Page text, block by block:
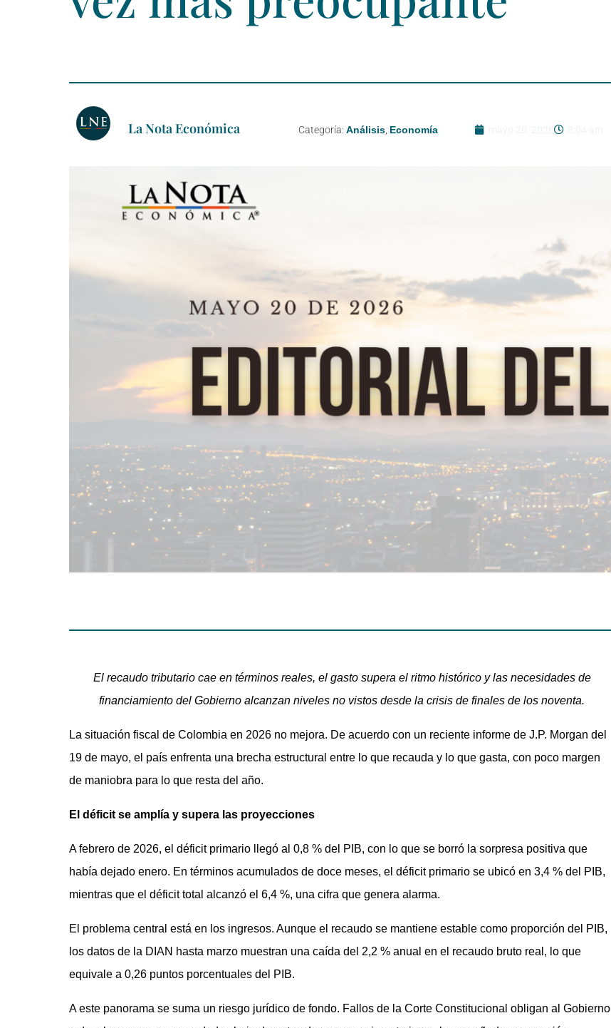
La Nota Económica Categoría: Análisis Economía
El recaudo tributario cae en términos reales, el gasto supera el ritmo histórico y las necesidades de
financiamiento del Gobierno alcanzan niveles no vistos desde la crisis de finales de los noventa.
La situación fiscal de Colombia en 2026 no mejora. De acuerdo con un reciente informe de J.P. Morgan del
19 de mayo, el país enfrenta una brecha estructural entre lo que recauda y lo que gasta, con poco margen
de maniobra para lo que resta del año.
El déficit se amplía y supera las proyecciones
A febrero de 2026, el déficit primario llegó al 0,8 % del PIB, con lo que se borró la sorpresa positiva que
había dejado enero. En términos acumulados de doce meses, el déficit primario se ubicó en 3,4 % del PIB,
mientras que el déficit total alcanzó el 6,4 %, una cifra que genera alarma.
El problema central está en los ingresos. Aunque el recaudo se mantiene estable como proporción del PIB,
los datos de la DIAN hasta marzo muestran una caída del 2,2 % anual en el recaudo bruto real, lo que
equivale a 0,26 puntos porcentuales del PIB.
A este panorama se suma un riesgo jurídico de fondo. Fallos de la Corte Constitucional obligan al Gobierno